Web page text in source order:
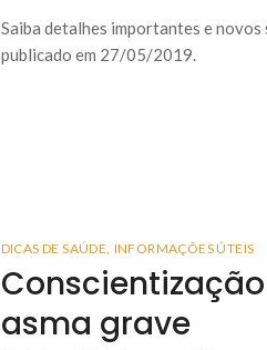
Saiba detalhes importantes e novos
publicado em 27/05/2019.
DICAS DE SAÚDE, INFORMAÇÕES ÚTEIS
asma grave